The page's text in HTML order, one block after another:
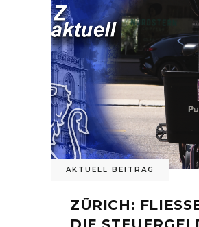
AKTUELL BEITRAG
ZÜRICH: